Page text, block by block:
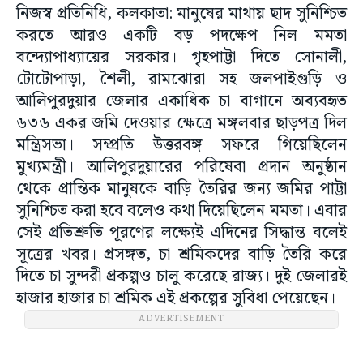
নিজস্ব প্রতিনিধি, কলকাতা: মানুষের মাথায় ছাদ সুনিশ্চিত
করতে আরও একটি বড় পদক্ষেপ নিল মমতা
বন্দ্যোপাধ্যায়ের সরকার। গৃহপাট্টা দিতে সোনালী,
টোটোপাড়া, শৈলী, রামঝোরা সহ জলপাইগুড়ি ও
আলিপুরদুয়ার জেলার একাধিক চা বাগানে অব্যবহৃত
৬৩৬ একর জমি দেওয়ার ক্ষেত্রে মঙ্গলবার ছাড়পত্র দিল
মন্ত্রিসভা। সম্প্রতি উত্তরবঙ্গ সফরে গিয়েছিলেন
মুখ্যমন্ত্রী। আলিপুরদুয়ারের পরিষেবা প্রদান অনুষ্ঠান
থেকে প্রান্তিক মানুষকে বাড়ি তৈরির জন্য জমির পাট্টা
সুনিশ্চিত করা হবে বলেও কথা দিয়েছিলেন মমতা। এবার
সেই প্রতিশ্রুতি পূরণের লক্ষ্যেই এদিনের সিদ্ধান্ত বলেই
সূত্রের খবর। প্রসঙ্গত, চা শ্রমিকদের বাড়ি তৈরি করে
দিতে চা সুন্দরী প্রকল্পও চালু করেছে রাজ্য। দুই জেলারই
হাজার হাজার চা শ্রমিক এই প্রকল্পের সুবিধা পেয়েছেন।
ADVERTISEMENT